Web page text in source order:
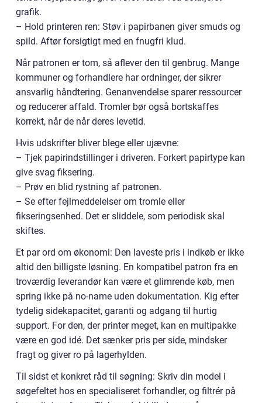
grafik.
– Hold printeren ren: Støv i papirbanen giver smuds og
spild. Aftør forsigtigt med en fnugfri klud.
Når patronen er tom, så aflever den til genbrug. Mange
kommuner og forhandlere har ordninger, der sikrer
ansvarlig håndtering. Genanvendelse sparer ressourcer
og reducerer affald. Tromler bør også bortskaffes
korrekt, når de når deres levetid.
Hvis udskrifter bliver blege eller ujævne:
– Tjek papirindstillinger i driveren. Forkert papirtype kan
give svag fiksering.
– Prøv en blid rystning af patronen.
– Se efter fejlmeddelelser om tromle eller
fikseringsenhed. Det er sliddele, som periodisk skal
skiftes.
Et par ord om økonomi: Den laveste pris i indkøb er ikke
altid den billigste løsning. En kompatibel patron fra en
troværdig leverandør kan være et glimrende køb, men
spring ikke på no-name uden dokumentation. Kig efter
tydelig sidekapacitet, garanti og adgang til hurtig
support. For den, der printer meget, kan en multipakke
være en god idé. Det sænker pris per side, mindsker
fragt og giver ro på lagerhylden.
Til sidst et konkret råd til søgning: Skriv din model i
søgefeltet hos en specialiseret forhandler, og filtrér på